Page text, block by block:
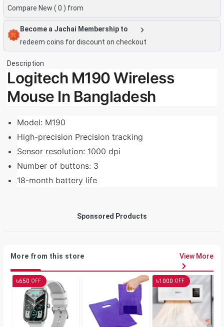
Compare New ( 0 ) from
Become a Jachai Membership to
redeem coins for discount on checkout
Description
Logitech M190 Wireless
Mouse In Bangladesh
Model: M190
High-precision Precision tracking
Sensor resolution: 1000 dpi
Number of buttons: 3
18-month battery life
Sponsored Products
More from this store View More
৳650 OFF ৳1000 OFF